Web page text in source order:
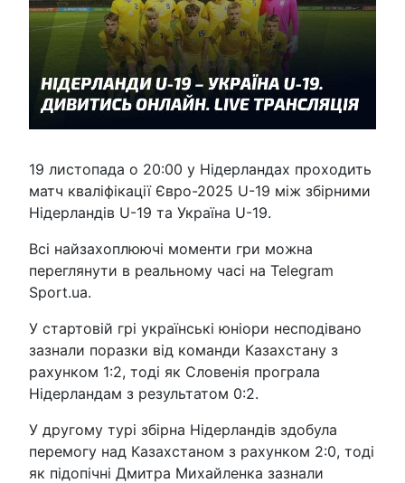
19 листопада о 20:00 у Нідерландах проходить
матч кваліфікації Євро-2025 U-19 між збірними
Нідерландів U-19 та Україна U-19.
Всі найзахоплюючі моменти гри можна
переглянути в реальному часі на Telegram
Sport.ua.
У стартовій грі українські юніори несподівано
зазнали поразки від команди Казахстану з
рахунком 1:2, тоді як Словенія програла
Нідерландам з результатом 0:2.
У другому турі збірна Нідерландів здобула
перемогу над Казахстаном з рахунком 2:0, тоді
як підопічні Дмитра Михайленка зазнали